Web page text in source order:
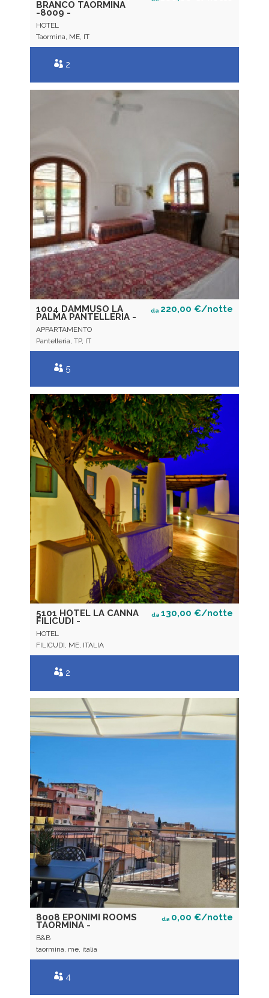
BRANCO TAORMINA
-8009 -
HOTEL
Taormina, ME, IT
2
1004 DAMMUSO LA
PALMA PANTELLERIA -
da 220,00 €/notte
APPARTAMENTO
Pantelleria, TP, IT
5
5101 HOTEL LA CANNA
FILICUDI -
da 130,00 €/notte
HOTEL
FILICUDI, ME, ITALIA
2
8008 EPONIMI ROOMS
TAORMINA -
da 0,00 €/notte
B&B
taormina, me, italia
4